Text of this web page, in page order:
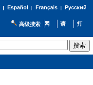
| Español | Français| Русский
高级搜索